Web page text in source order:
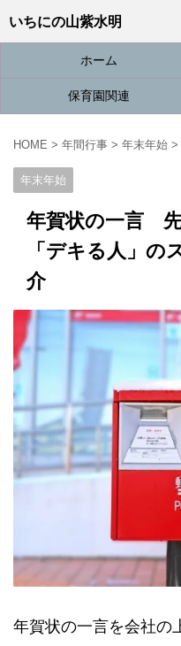
いちにの山紫水明
ホーム
保育園関連
HOME > 年間行事 > 年末年始 >
年末年始
年賀状の一言
「デキる人」の
介
年賀状の一言を会社の